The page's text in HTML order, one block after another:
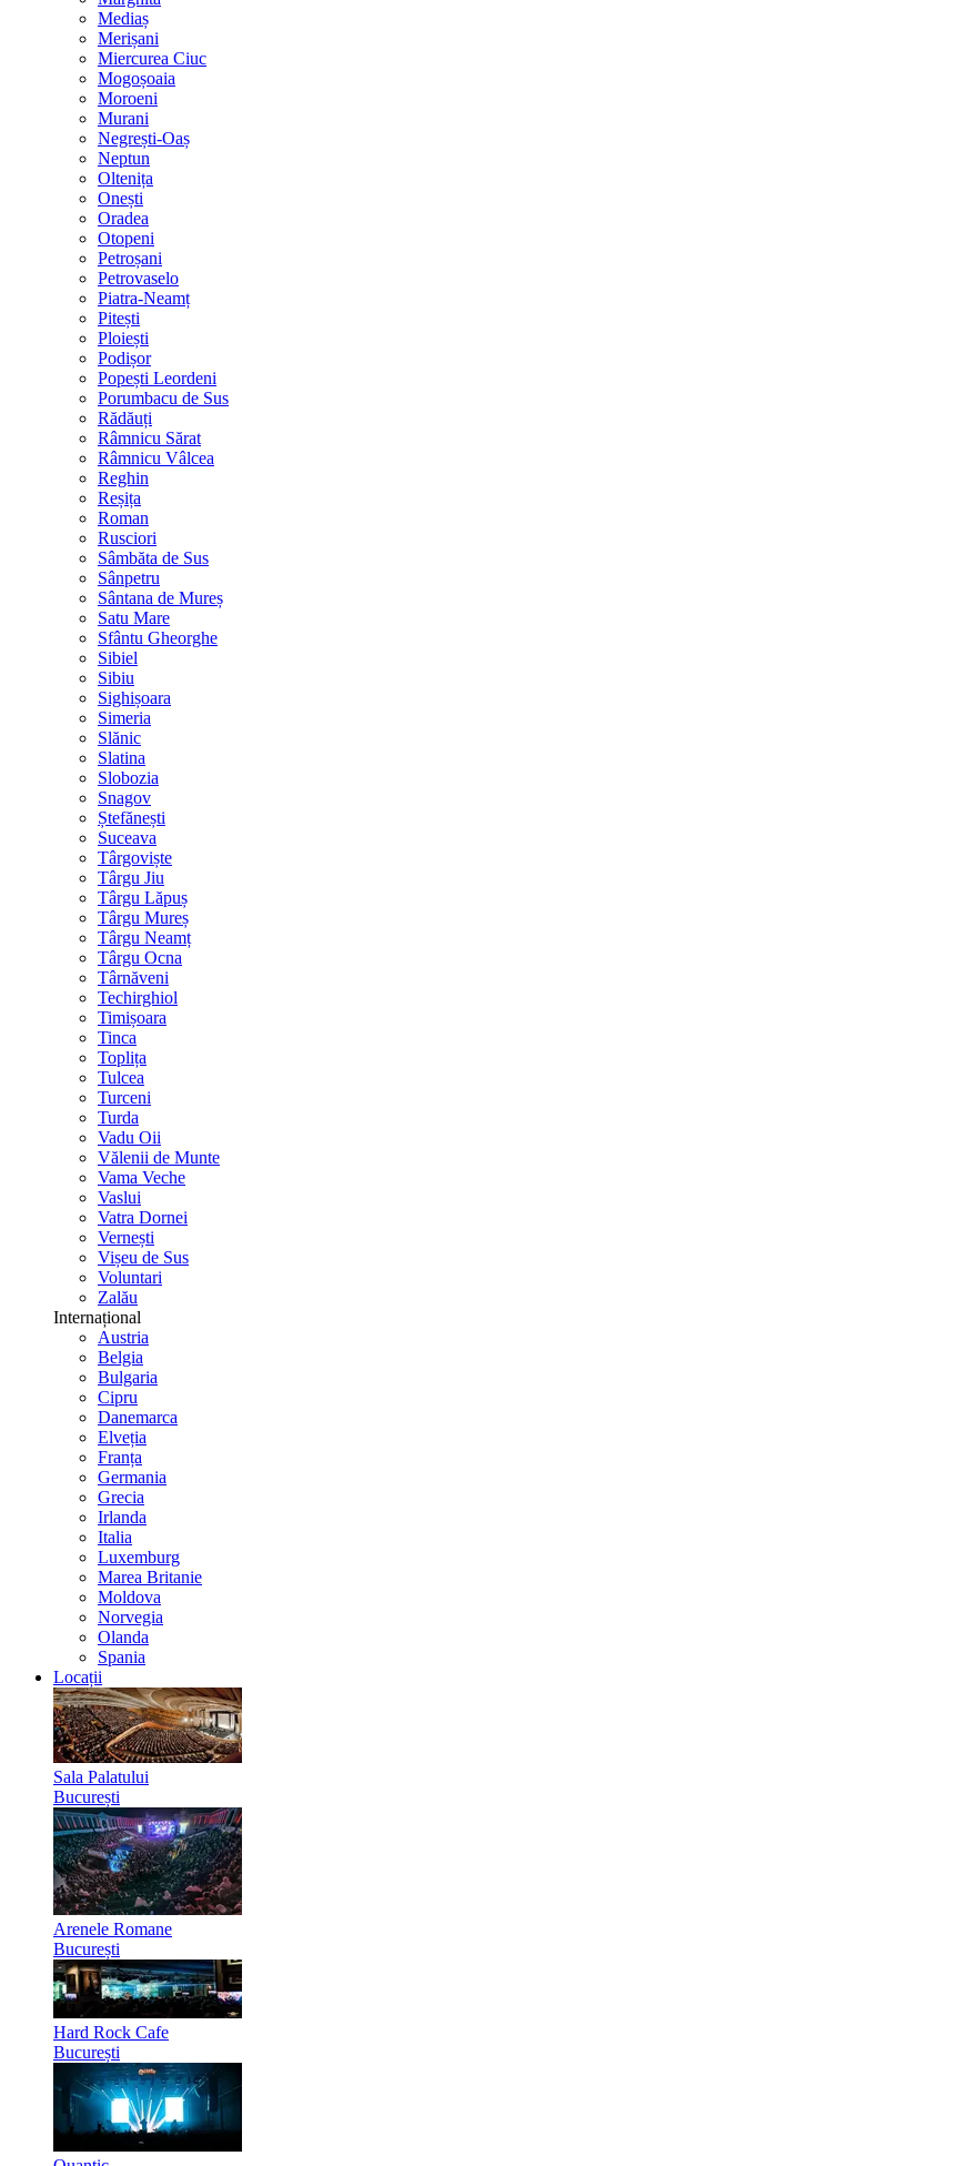
Mediaș
Merișani
Miercurea Ciuc
Mogoșoaia
Moroeni
Murani
Negrești-Oaș
Neptun
Oltenița
Onești
Oradea
Otopeni
Petroșani
Petrovaselo
Piatra-Neamț
Pitești
Ploiești
Podișor
Popești Leordeni
Porumbacu de Sus
Rădăuți
Râmnicu Sărat
Râmnicu Vâlcea
Reghin
Reșița
Roman
Rusciori
Sâmbăta de Sus
Sânpetru
Sântana de Mureș
Satu Mare
Sfântu Gheorghe
Sibiel
Sibiu
Sighișoara
Simeria
Slănic
Slatina
Slobozia
Snagov
Ștefănești
Suceava
Târgoviște
Târgu Jiu
Târgu Lăpuș
Târgu Mureș
Târgu Neamț
Târgu Ocna
Târnăveni
Techirghiol
Timișoara
Tinca
Toplița
Tulcea
Turceni
Turda
Vadu Oii
Vălenii de Munte
Vama Veche
Vaslui
Vatra Dornei
Vernești
Vișeu de Sus
Voluntari
Zalău
Internațional
Austria
Belgia
Bulgaria
Cipru
Danemarca
Elveția
Franța
Germania
Grecia
Irlanda
Italia
Luxemburg
Marea Britanie
Moldova
Norvegia
Olanda
Spania
Locații
Sala Palatului
București
Arenele Romane
București
Hard Rock Cafe
București